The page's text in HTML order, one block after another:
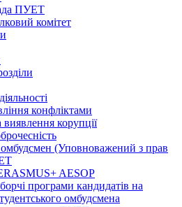
ПУЕТ
комітет
конфліктами
виявлення корупції
(Уповноважений з прав
AESOP
програми кандидатів на
омбудсмена